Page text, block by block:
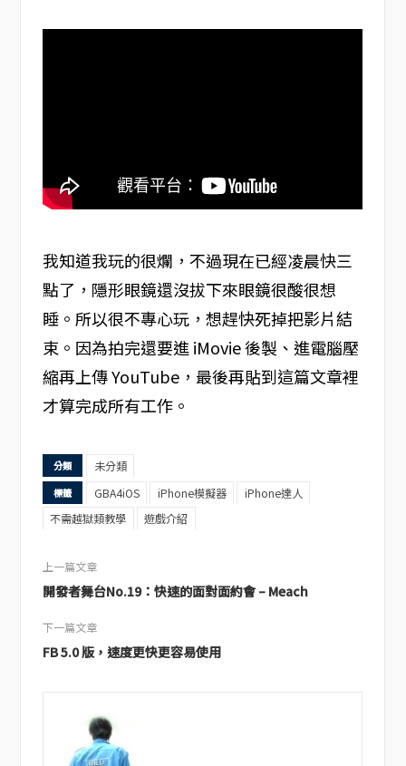
我知道我玩的很爛，不過現在已經凌晨快三
點了，隱形眼鏡還沒拔下來眼鏡很酸很想
睡。所以很不專心玩，想趕快死掉把影片結
束。因為拍完還要進 iMovie 後製、進電腦壓
縮再上傳 YouTube，最後再貼到這篇文章裡
才算完成所有工作。
分類 未分類
標籤 GBA4iOS iPhone模擬器
iPhone達人
不需越獄類教學
遊戲介紹
上一篇文章
開發者舞台No.19：快速的面對面約會 – Meach
下一篇文章
FB 5.0 版，速度更快更容易使用